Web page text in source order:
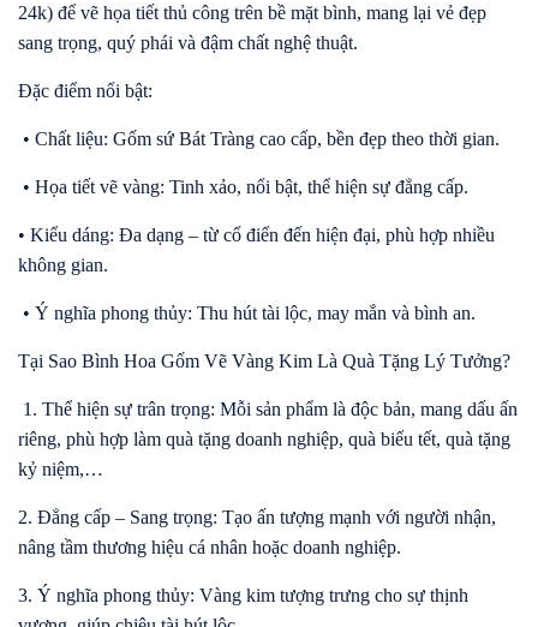
24k) để vẽ họa tiết thủ công trên bề mặt bình, mang lại vẻ đẹp
sang trọng, quý phái và đậm chất nghệ thuật.
Đặc điểm nổi bật:
• Chất liệu: Gốm sứ Bát Tràng cao cấp, bền đẹp theo thời gian.
• Họa tiết vẽ vàng: Tinh xảo, nổi bật, thể hiện sự đẳng cấp.
• Kiểu dáng: Đa dạng – từ cổ điển đến hiện đại, phù hợp nhiều
không gian.
• Ý nghĩa phong thủy: Thu hút tài lộc, may mắn và bình an.
Tại Sao Bình Hoa Gốm Vẽ Vàng Kim Là Quà Tặng Lý Tưởng?
1. Thể hiện sự trân trọng: Mỗi sản phẩm là độc bản, mang dấu ấn
riêng, phù hợp làm quà tặng doanh nghiệp, quà biếu tết, quà tặng
kỷ niệm,…
2. Đẳng cấp – Sang trọng: Tạo ấn tượng mạnh với người nhận,
nâng tầm thương hiệu cá nhân hoặc doanh nghiệp.
3. Ý nghĩa phong thủy: Vàng kim tượng trưng cho sự thịnh